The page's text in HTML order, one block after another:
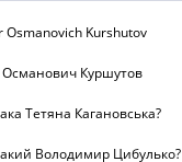
Osmanovich Kurshutov
Османович Куршутов
Тетяна Кагановська?
Володимир Цибулько?